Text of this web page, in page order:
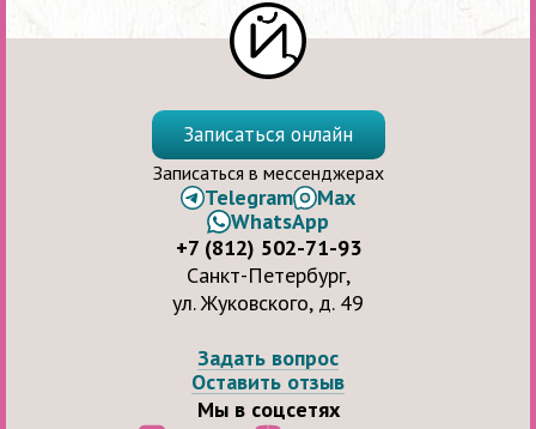
Задать вопрос
Оставить отзыв
Мы в соцсетях
Записаться онлайн
Записаться в мессенджерах
Telegram
Max
WhatsApp
+7 (812) 502-71-93
Санкт-Петербург,
ул. Жуковского, д. 49